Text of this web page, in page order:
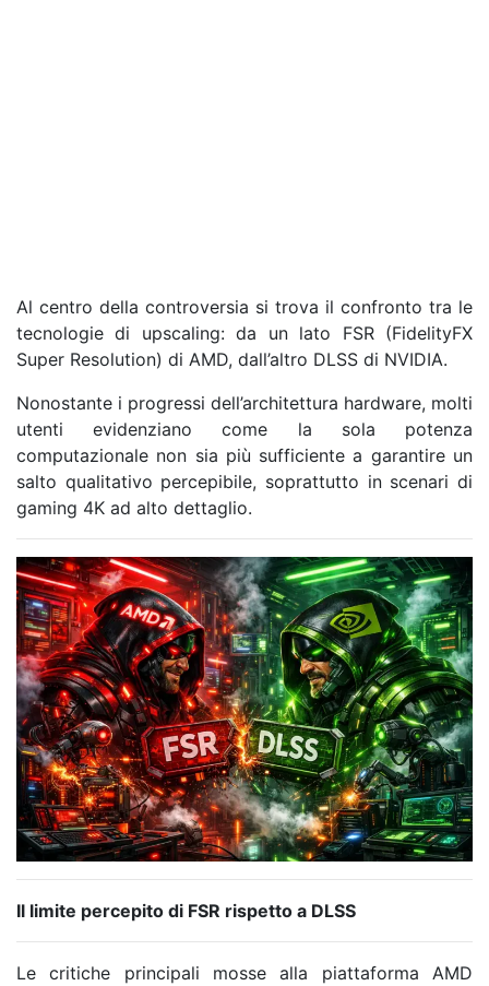
Al centro della controversia si trova il confronto tra le
tecnologie di upscaling: da un lato FSR (FidelityFX
Super Resolution) di AMD, dall’altro DLSS di NVIDIA.
Nonostante i progressi dell’architettura hardware, molti
utenti evidenziano come la sola potenza
computazionale non sia più sufficiente a garantire un
salto qualitativo percepibile, soprattutto in scenari di
gaming 4K ad alto dettaglio.
Il limite percepito di FSR rispetto a DLSS
Le critiche principali mosse alla piattaforma AMD